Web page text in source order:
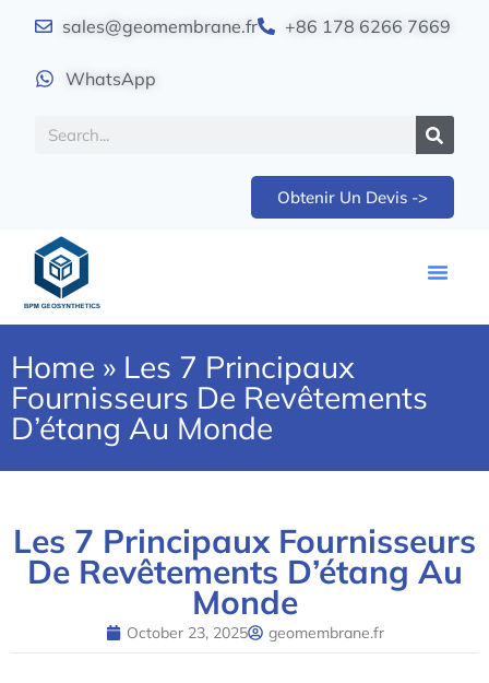
sales@geomembrane.fr +86 178 6266 7669
WhatsApp
Obtenir Un Devis ->
Home » Les 7 Principaux
Fournisseurs De Revêtements
D’étang Au Monde
Les 7 Principaux Fournisseurs
De Revêtements D’étang Au
Monde
October 23, 2025 geomembrane.fr